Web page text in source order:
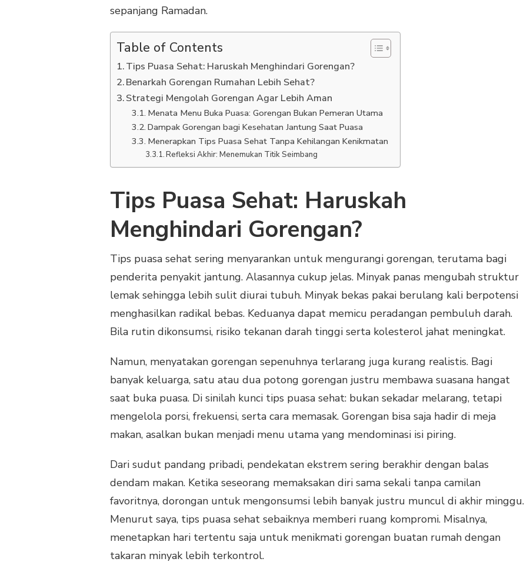
sepanjang Ramadan.
Table of Contents
Tips Puasa Sehat: Haruskah Menghindari Gorengan?
Benarkah Gorengan Rumahan Lebih Sehat?
Strategi Mengolah Gorengan Agar Lebih Aman
Menata Menu Buka Puasa: Gorengan Bukan Pemeran Utama
Dampak Gorengan bagi Kesehatan Jantung Saat Puasa
Menerapkan Tips Puasa Sehat Tanpa Kehilangan Kenikmatan
Refleksi Akhir: Menemukan Titik Seimbang
Tips Puasa Sehat: Haruskah
Menghindari Gorengan?
Tips puasa sehat sering menyarankan untuk mengurangi gorengan, terutama bagi
penderita penyakit jantung. Alasannya cukup jelas. Minyak panas mengubah struktur
lemak sehingga lebih sulit diurai tubuh. Minyak bekas pakai berulang kali berpotensi
menghasilkan radikal bebas. Keduanya dapat memicu peradangan pembuluh darah.
Bila rutin dikonsumsi, risiko tekanan darah tinggi serta kolesterol jahat meningkat.
Namun, menyatakan gorengan sepenuhnya terlarang juga kurang realistis. Bagi
banyak keluarga, satu atau dua potong gorengan justru membawa suasana hangat
saat buka puasa. Di sinilah kunci tips puasa sehat: bukan sekadar melarang, tetapi
mengelola porsi, frekuensi, serta cara memasak. Gorengan bisa saja hadir di meja
makan, asalkan bukan menjadi menu utama yang mendominasi isi piring.
Dari sudut pandang pribadi, pendekatan ekstrem sering berakhir dengan balas
dendam makan. Ketika seseorang memaksakan diri sama sekali tanpa camilan
favoritnya, dorongan untuk mengonsumsi lebih banyak justru muncul di akhir minggu.
Menurut saya, tips puasa sehat sebaiknya memberi ruang kompromi. Misalnya,
menetapkan hari tertentu saja untuk menikmati gorengan buatan rumah dengan
takaran minyak lebih terkontrol.